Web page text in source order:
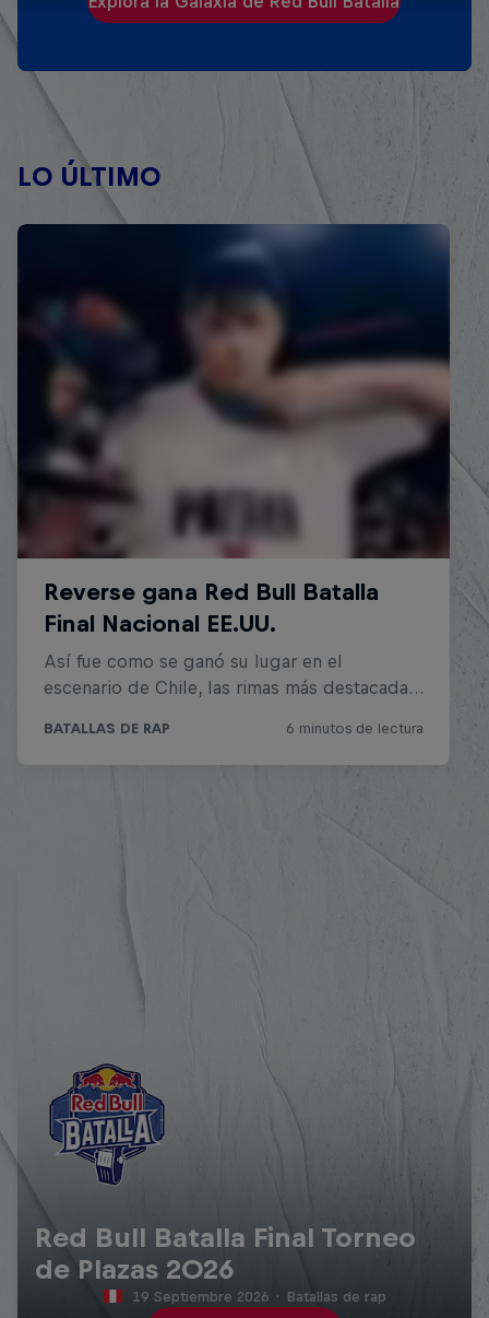
LO ÚLTIMO
Red Bull Batalla Final Torneo
de Plazas 2026
19 Septiembre 2026 · Batallas de rap